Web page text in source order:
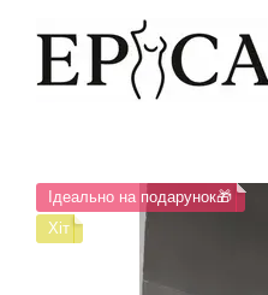
Перейти до основного контенту
Ідеально на подарунок🎁
Хіт